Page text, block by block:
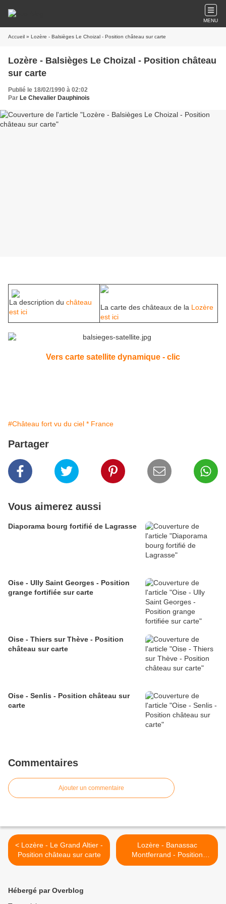
MENU
Accueil » Lozère - Balsièges Le Choizal - Position château sur carte
Lozère - Balsièges Le Choizal - Position château
sur carte
Publié le 18/02/1990 à 02:02
Par Le Chevalier Dauphinois
La description du château
est ici
La carte des châteaux de la Lozère
est ici
Vers carte satellite dynamique - clic
#Château fort vu du ciel * France
Partager
Vous aimerez aussi
Diaporama bourg fortifié de Lagrasse
Oise - Ully Saint Georges - Position
grange fortifiée sur carte
Oise - Thiers sur Thève - Position
château sur carte
Oise - Senlis - Position château sur
carte
Commentaires
Ajouter un commentaire
< Lozère - Le Grand Altier -
Position château sur carte
Lozère - Banassac
Montferrand - Position
château sur carte >
Hébergé par Overblog